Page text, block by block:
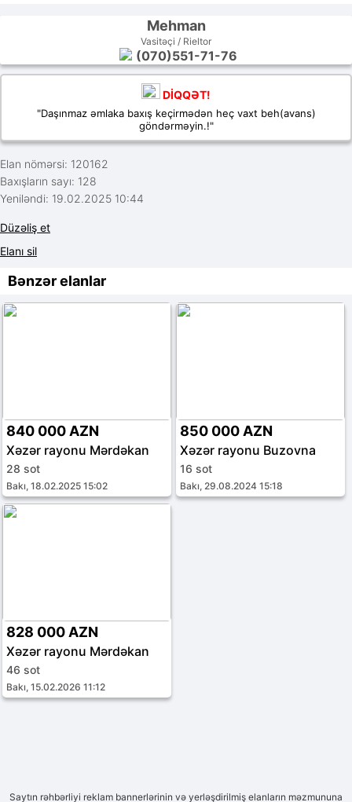
Mehman
Vasitəçi / Rieltor
(070)551-71-76
DİQQƏT!
"Daşınmaz əmlaka baxış keçirmədən heç vaxt beh(avans)
göndərməyin.!"
Elan nömərsi: 120162
Baxışların sayı: 128
Yeniləndi: 19.02.2025 10:44
Düzəliş et
Elanı sil
Bənzər elanlar
840 000 AZN
Xəzər rayonu Mərdəkan
28 sot
Bakı, 18.02.2025 15:02
850 000 AZN
Xəzər rayonu Buzovna
16 sot
Bakı, 29.08.2024 15:18
828 000 AZN
Xəzər rayonu Mərdəkan
46 sot
Bakı, 15.02.2026 11:12
Saytın rəhbərliyi reklam bannerlərinin və yerləşdirilmiş elanların məzmununa